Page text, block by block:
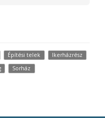
Építési telek
Ikerházrész
Sorház